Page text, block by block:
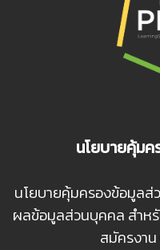
นโยบายคุ้ม
นโยบายคุ้มครองข้อมูลส่
ผลข้อมูลส่วนบุคคล สำหรั
สมัครงาน